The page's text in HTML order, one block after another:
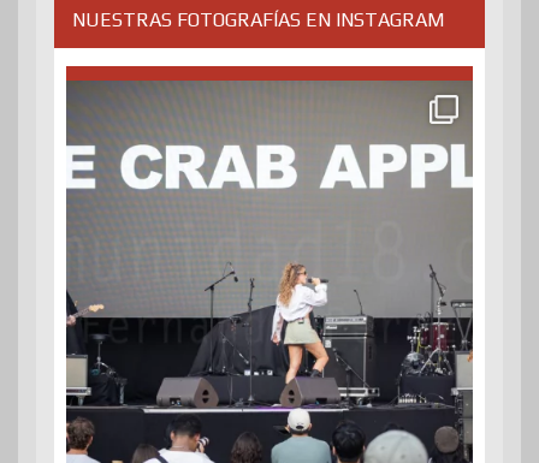
NUESTRAS FOTOGRAFÍAS EN INSTAGRAM